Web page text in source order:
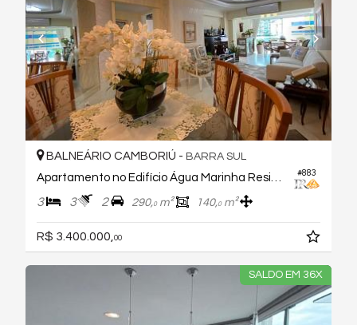
#883
BALNEÁRIO CAMBORIÚ - BARRA SUL
3 3 2 290,0m² 140,0m²
R$ 3.400.000, 00
SALDO EM 36X